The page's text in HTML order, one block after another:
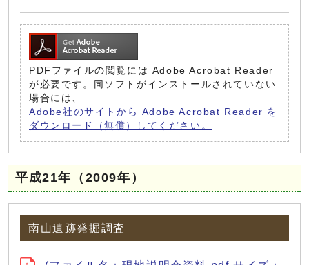
PDFファイルの閲覧には Adobe Acrobat Reader
が必要です。同ソフトがインストールされていない
場合には、
Adobe社のサイトから Adobe Acrobat Reader を
ダウンロード（無償）してください。
平成21年（2009年）
南山遺跡発掘調査